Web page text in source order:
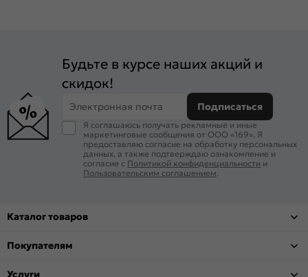
Будьте в курсе наших акций и
скидок!
Электронная почта Подписаться
Я соглашаюсь получать рекламные и иные
маркетинговые сообщения от ООО «169». Я
предоставляю согласие на обработку персональных
данных, а также подтверждаю ознакомление и
согласие с Политикой конфиденциальности и
Пользовательским соглашением
Каталог товаров
Покупателям
Услуги